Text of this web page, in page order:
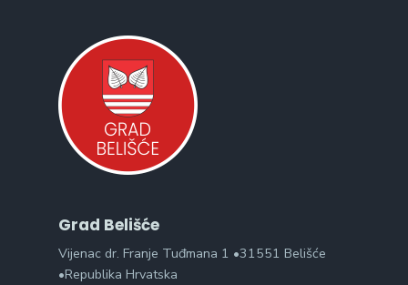
Grad Belišće
Vijenac dr. Franje Tuđmana 1 •31551 Belišće
•Republika Hrvatska